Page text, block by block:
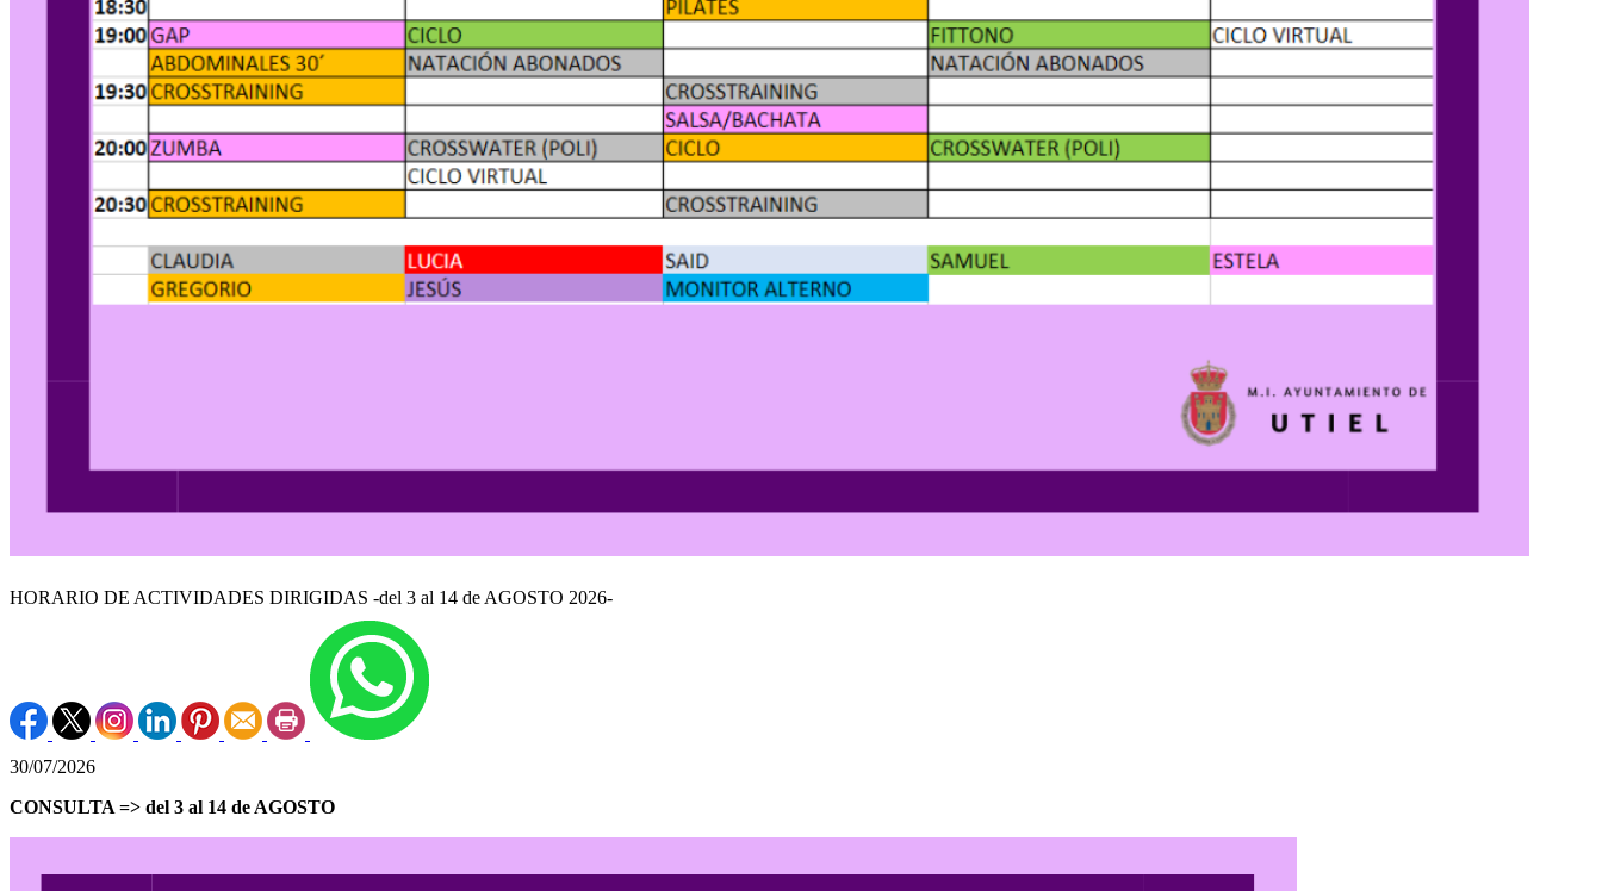
HORARIO DE ACTIVIDADES DIRIGIDAS -del 3 al 14 de AGOSTO 2026-
30/07/2026
CONSULTA => del 3 al 14 de AGOSTO